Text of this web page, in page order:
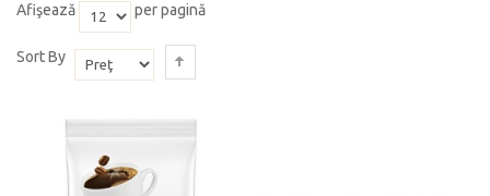
Afişează
per pagină
Sort By